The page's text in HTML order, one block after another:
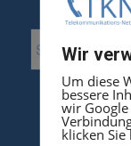
Wir
Um diese
bessere
wir Google
klicken